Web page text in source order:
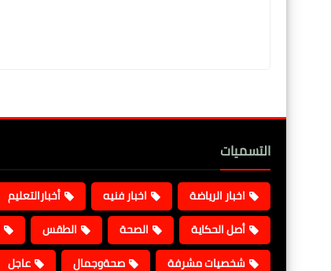
التسميات
اخبار الرياضة اخبار فنيه أخبارالتعليم
أصل الحكاية
الصحة الطقس
شخصيات مشرفة
صحةوجمال عاجل